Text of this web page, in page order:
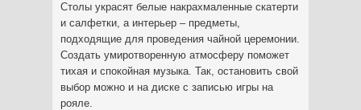
Столы украсят белые накрахмаленные скатерти
и салфетки, а интерьер – предметы,
подходящие для проведения чайной церемонии.
Создать умиротворенную атмосферу поможет
тихая и спокойная музыка. Так, остановить свой
выбор можно и на диске с записью игры на
рояле.